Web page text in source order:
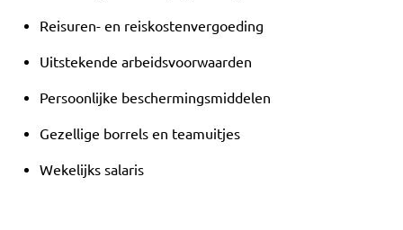
Reisuren- en reiskostenvergoeding
Uitstekende arbeidsvoorwaarden
Persoonlijke beschermingsmiddelen
Gezellige borrels en teamuitjes
Wekelijks salaris